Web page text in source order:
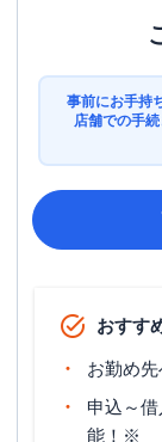
事前にお手持
店舗での手
おすす
お勤め先
申込～
能！※